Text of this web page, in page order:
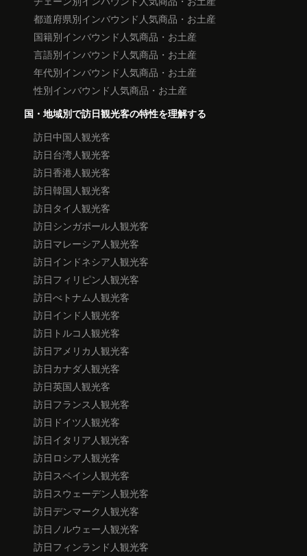
都道府県別インバウンド人気商品・お土産
国籍別インバウンド人気商品・お土産
言語別インバウンド人気商品・お土産
年代別インバウンド人気商品・お土産
性別インバウンド人気商品・お土産
国・地域別で訪日観光客の特性を理解する
訪日中国人観光客
訪日台湾人観光客
訪日香港人観光客
訪日韓国人観光客
訪日タイ人観光客
訪日シンガポール人観光客
訪日マレーシア人観光客
訪日インドネシア人観光客
訪日フィリピン人観光客
訪日べトナム人観光客
訪日インド人観光客
訪日トルコ人観光客
訪日アメリカ人観光客
訪日カナダ人観光客
訪日英国人観光客
訪日フランス人観光客
訪日ドイツ人観光客
訪日イタリア人観光客
訪日ロシア人観光客
訪日スペイン人観光客
訪日スウェーデン人観光客
訪日デンマーク人観光客
訪日ノルウェー人観光客
訪日フィンランド人観光客